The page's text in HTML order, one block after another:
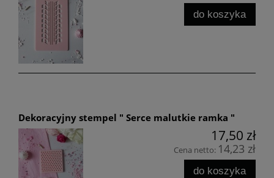
do koszyka
Dekoracyjny stempel " Serce malutkie ramka "
17,50 zł
Cena netto: 14,23 zł
do koszyka